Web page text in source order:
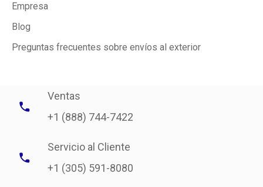
Empresa
Blog
Preguntas frecuentes sobre envíos al exterior
Ventas
+1 (888) 744-7422
Servicio al Cliente
+1 (305) 591-8080